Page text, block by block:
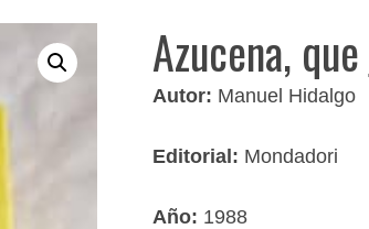
Azucena,
Autor: Manuel Hidalgo
Editorial: Mondadori
Año: 1988